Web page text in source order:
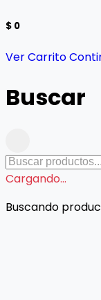
$ 0
Ver Carrito
Buscar
Cargando...
Buscando